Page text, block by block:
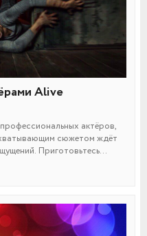
Alive
актёров,
сюжетом ждёт
Приготовьтесь